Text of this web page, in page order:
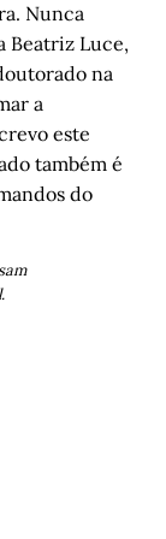
Nunca
Beatriz Luce,
na
a
este
também é
do